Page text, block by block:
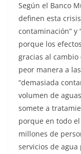
Según el Banco
definen esta
contaminación” y
porque los
gracias al
peor manera a
“demasiada
volumen de
somete a
porque en todo
millones de
servicios de